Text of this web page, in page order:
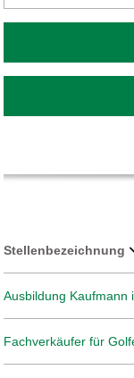
Stellenbezeichnung
Ausbildung Kaufmann
Fachverkäufer für